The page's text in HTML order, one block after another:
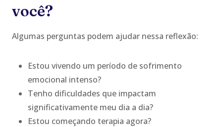
você?
Algumas perguntas podem ajudar nessa reflexão:
Estou vivendo um período de sofrimento
emocional intenso?
Tenho dificuldades que impactam
significativamente meu dia a dia?
Estou começando terapia agora?